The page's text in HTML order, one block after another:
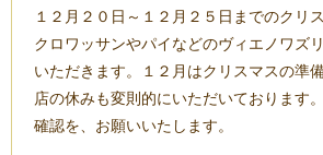
１２月２０日～１２月２５日までのクリ
クロワッサンやパイなどのヴィエノワズ
いただきます。１２月はクリスマスの準備
店の休みも変則的にいただいております
確認を、お願いいたします。